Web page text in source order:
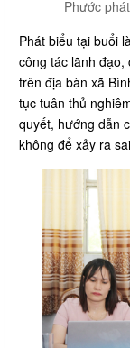
Phước
Phát biểu tại buổi
công tác lãnh
trên địa bàn xã
tục tuân thủ
quyết, hướng dẫn
không để xảy ra